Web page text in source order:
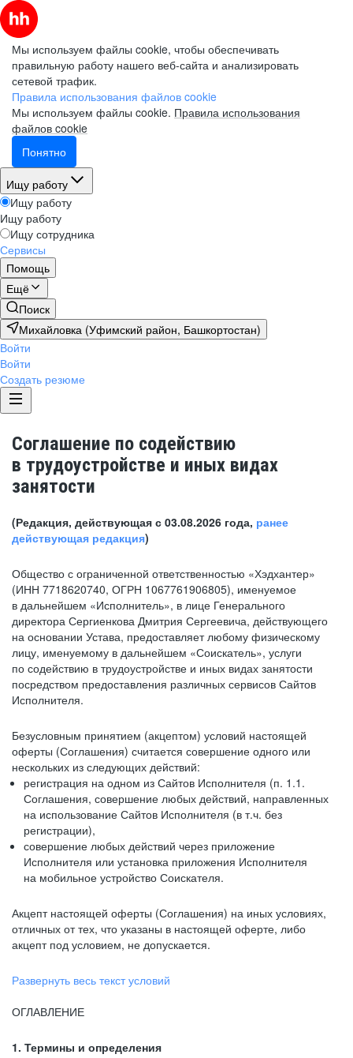
Мы используем файлы cookie, чтобы обеспечивать
правильную работу нашего веб-сайта и анализировать
сетевой трафик.
Правила использования файлов cookie
Мы используем файлы cookie. Правила использования
файлов cookie
Понятно
Ищу работу
Ищу работу
Ищу работу
Ищу сотрудника
Сервисы
Помощь
Ещё
Поиск
Михайловка (Уфимский район, Башкортостан)
Войти
Войти
Создать резюме
Соглашение по содействию
в трудоустройстве и иных видах
занятости
(Редакция, действующая с 03.08.2026 года, ранее
действующая редакция)
Общество с ограниченной ответственностью «Хэдхантер»
(ИНН 7718620740, ОГРН 1067761906805), именуемое
в дальнейшем «Исполнитель», в лице Генерального
директора Сергиенкова Дмитрия Сергеевича, действующего
на основании Устава, предоставляет любому физическому
лицу, именуемому в дальнейшем «Соискатель», услуги
по содействию в трудоустройстве и иных видах занятости
посредством предоставления различных сервисов Сайтов
Исполнителя.
Безусловным принятием (акцептом) условий настоящей
оферты (Соглашения) считается совершение одного или
нескольких из следующих действий:
регистрация на одном из Сайтов Исполнителя (п. 1.1.
Соглашения, совершение любых действий, направленных
на использование Сайтов Исполнителя (в т.ч. без
регистрации),
совершение любых действий через приложение
Исполнителя или установка приложения Исполнителя
на мобильное устройство Соискателя.
Акцепт настоящей оферты (Соглашения) на иных условиях,
отличных от тех, что указаны в настоящей оферте, либо
акцепт под условием, не допускается.
Развернуть весь текст условий
ОГЛАВЛЕНИЕ
1. Термины и определения